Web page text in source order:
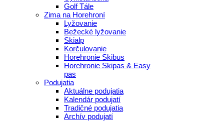
Golf Tále
Zima na Horehroní
Lyžovanie
Bežecké lyžovanie
Skialp
Korčulovanie
Horehronie Skibus
Horehronie Skipas & Easy
pas
Podujatia
Aktuálne podujatia
Kalendár podujatí
Tradičné podujatia
Archív podujatí